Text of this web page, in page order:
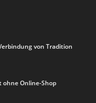
von Tradition
ohne Online-Shop